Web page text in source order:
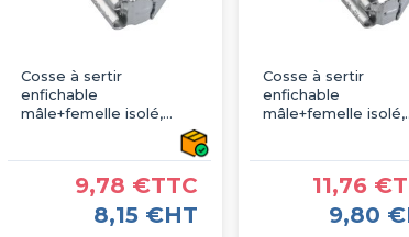
Cosse à sertir
enfichable
mâle+femelle isolé,
6.3mm - sachet de 100
9,78 €TTC
8,15 €HT
Cosse à sertir
enfichable
mâle+femelle isolé,
6.3mm - sachet de
11,76
9,80